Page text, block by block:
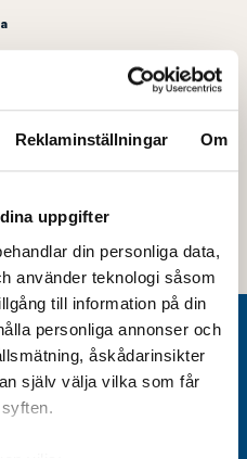
Reklaminställningar Om
uppgifter
din personliga data,
använder teknologi såsom
till information på din
personliga annonser och
åskådarinsikter
själv välja vilka som får